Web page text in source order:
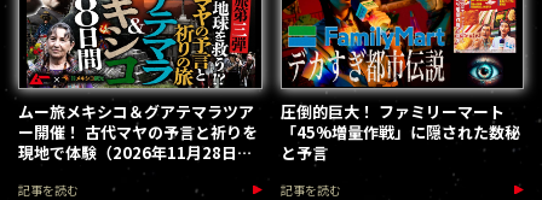
ムー旅メキシコ＆グアテマラツア
ー開催！ 古代マヤの予言と祈りを
現地で体験（2026年11月28日～
記事を読む
圧倒的巨大！ ファミリーマート
「45%増量作戦」に隠された数秘
と予言
記事を読む